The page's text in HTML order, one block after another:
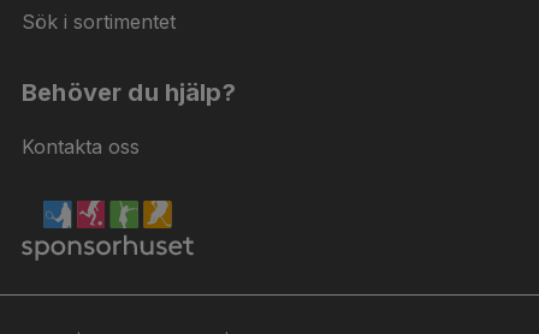
Sök i sortimentet
Behöver du hjälp?
Kontakta oss